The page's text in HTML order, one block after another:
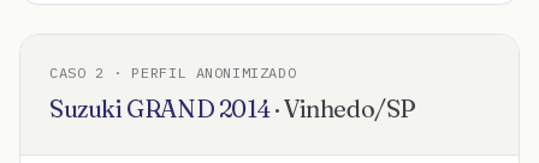
CASO 2 · PERFIL ANONIMIZADO
Suzuki GRAND 2014·Vinhedo/SP